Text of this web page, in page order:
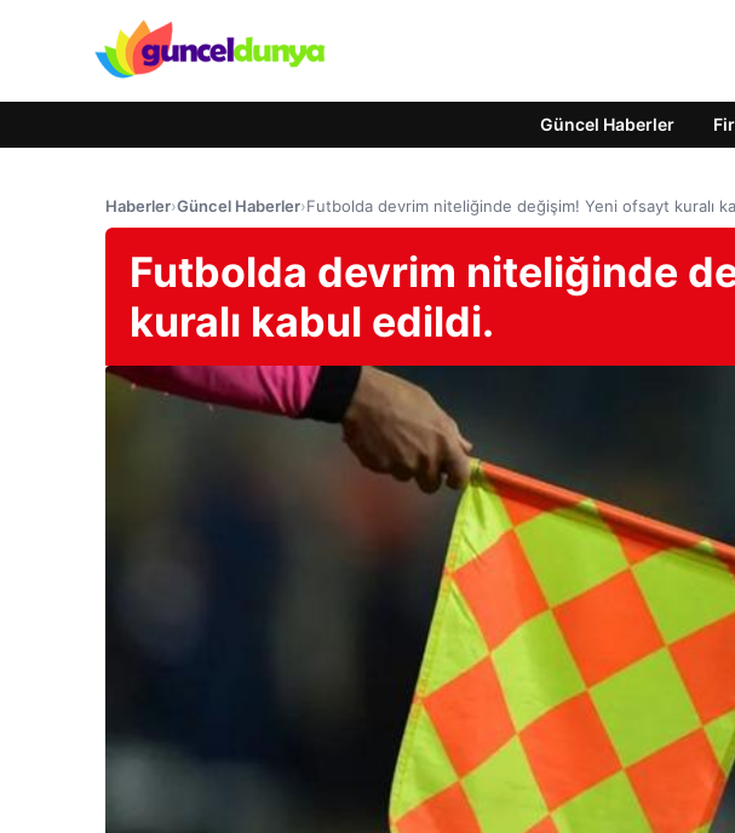
Güncel Haberler
Haberler›Güncel Haberler›Futbolda devrim niteliğinde değişim! Yeni ofsayt kuralı
Futbolda devrim niteliğinde
kuralı kabul edildi.